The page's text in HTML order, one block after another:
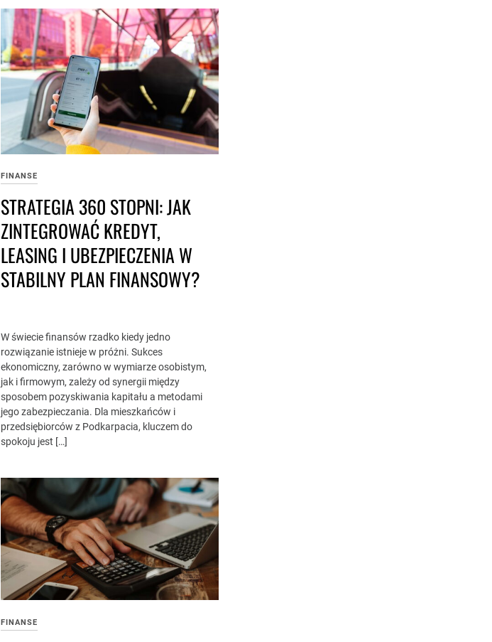
FINANSE
STRATEGIA 360 STOPNI: JAK
ZINTEGROWAĆ KREDYT,
LEASING I UBEZPIECZENIA W
STABILNY PLAN FINANSOWY?
W świecie finansów rzadko kiedy jedno
rozwiązanie istnieje w próżni. Sukces
ekonomiczny, zarówno w wymiarze osobistym,
jak i firmowym, zależy od synergii między
sposobem pozyskiwania kapitału a metodami
jego zabezpieczania. Dla mieszkańców i
przedsiębiorców z Podkarpacia, kluczem do
spokoju jest […]
FINANSE